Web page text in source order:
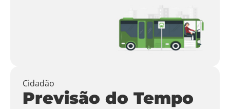
Cidadão
Previsão do Tempo